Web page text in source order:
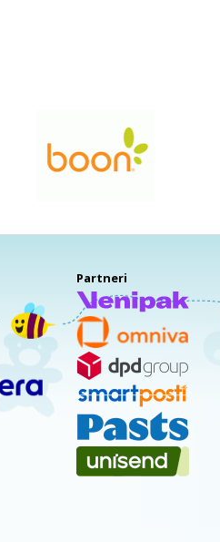
Partneri